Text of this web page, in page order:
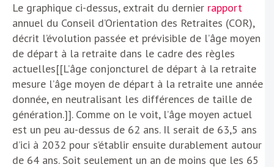
Le graphique ci-dessus, extrait du dernier rapport
annuel du Conseil d’Orientation des Retraites (COR),
décrit l’évolution passée et prévisible de l’âge moyen
de départ à la retraite dans le cadre des règles
actuelles[[L’âge conjoncturel de départ à la retraite
mesure l’âge moyen de départ à la retraite une année
donnée, en neutralisant les différences de taille de
génération.]]. Comme on le voit, l’âge moyen actuel
est un peu au-dessus de 62 ans. Il serait de 63,5 ans
d’ici à 2032 pour s’établir ensuite durablement autour
de 64 ans. Soit seulement un an de moins que les 65